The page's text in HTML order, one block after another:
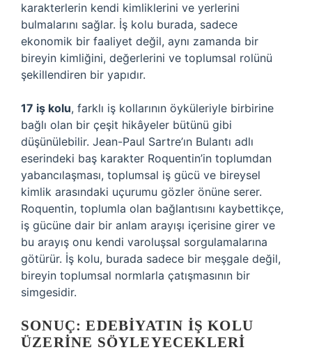
karakterlerin kendi kimliklerini ve yerlerini
bulmalarını sağlar. İş kolu burada, sadece
ekonomik bir faaliyet değil, aynı zamanda bir
bireyin kimliğini, değerlerini ve toplumsal rolünü
şekillendiren bir yapıdır.
17 iş kolu, farklı iş kollarının öyküleriyle birbirine
bağlı olan bir çeşit hikâyeler bütünü gibi
düşünülebilir. Jean-Paul Sartre’ın Bulantı adlı
eserindeki baş karakter Roquentin’in toplumdan
yabancılaşması, toplumsal iş gücü ve bireysel
kimlik arasındaki uçurumu gözler önüne serer.
Roquentin, toplumla olan bağlantısını kaybettikçe,
iş gücüne dair bir anlam arayışı içerisine girer ve
bu arayış onu kendi varoluşsal sorgulamalarına
götürür. İş kolu, burada sadece bir meşgale değil,
bireyin toplumsal normlarla çatışmasının bir
simgesidir.
SONUÇ: EDEBIYATIN İŞ KOLU
ÜZERINE SÖYLEYECEKLERI